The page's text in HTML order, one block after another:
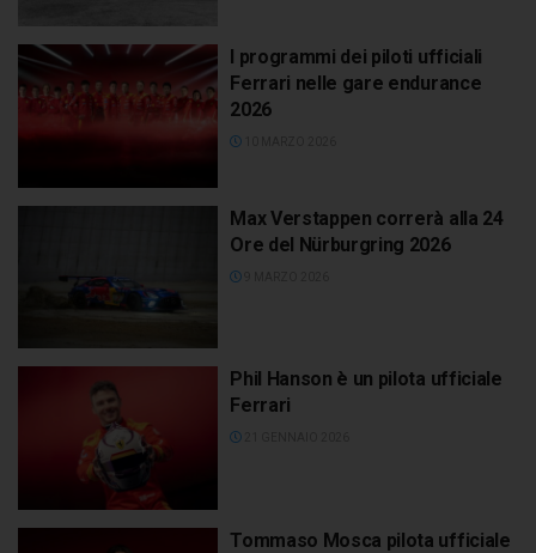
I programmi dei piloti ufficiali
Ferrari nelle gare endurance
2026
Max Verstappen correrà alla 24
Ore del Nürburgring 2026
Phil Hanson è un pilota ufficiale
Ferrari
Tommaso Mosca pilota ufficiale